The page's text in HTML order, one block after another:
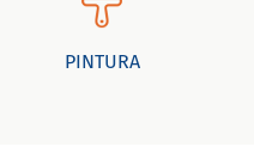
PINTURA